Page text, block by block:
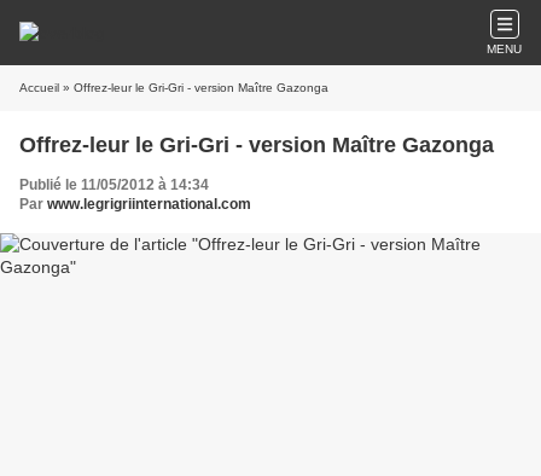
MENU
Accueil » Offrez-leur le Gri-Gri - version Maître Gazonga
Offrez-leur le Gri-Gri - version Maître Gazonga
Publié le 11/05/2012 à 14:34
Par www.legrigriinternational.com